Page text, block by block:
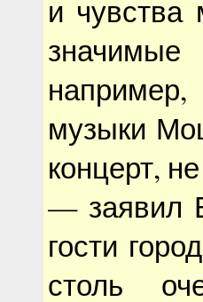
и чувства
музыки
концерт,
— заявил
гости
столь